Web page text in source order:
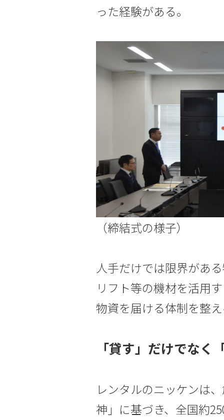
った経験がある。
（締結式の様子）
人手だけでは限界があ
リフト等の機材を活用
物資を届ける体制を整
「貸す」だけでなく
レンタルのニッケンは
神」に基づき、全国約